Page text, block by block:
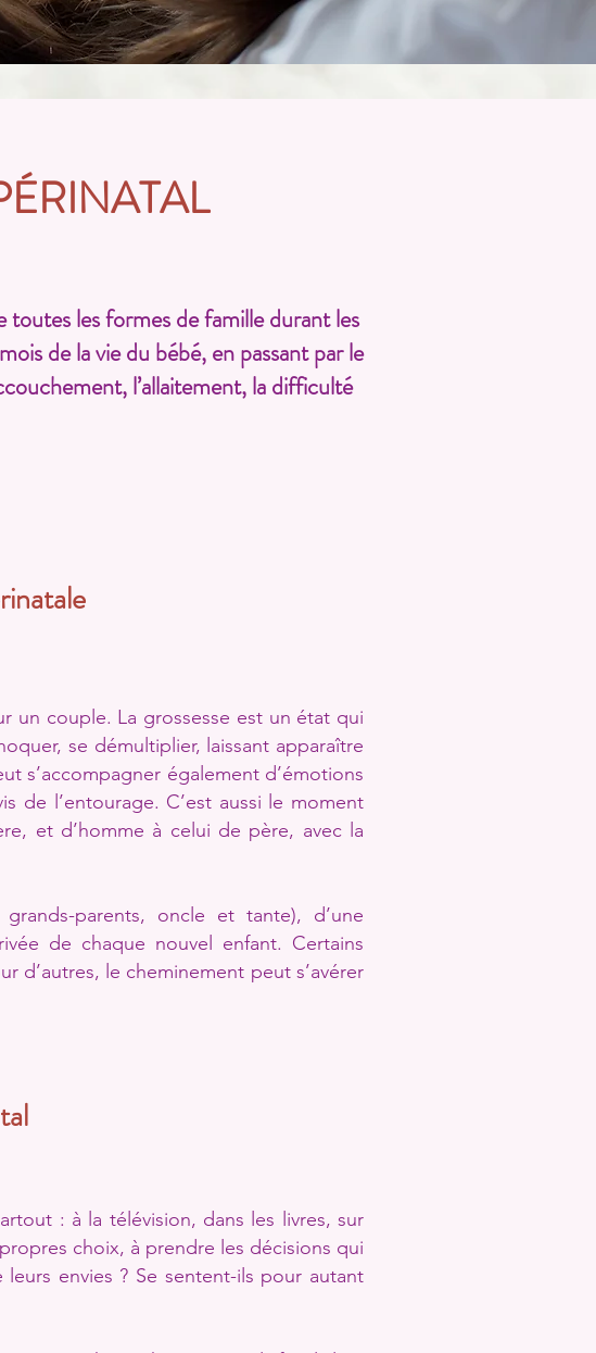
les formes de famille durant les
de la vie du bébé, en passant par le
l’allaitement, la difficulté
un couple. La grossesse est un état qui
se démultiplier, laissant apparaître
s’accompagner également d’émotions
de l’entourage. C’est aussi le moment
et d’homme à celui de père, avec la
parents, oncle et tante), d’une
de chaque nouvel enfant. Certains
d’autres, le cheminement peut s’avérer
: à la télévision, dans les livres, sur
choix, à prendre les décisions qui
envies ? Se sentent-ils pour autant